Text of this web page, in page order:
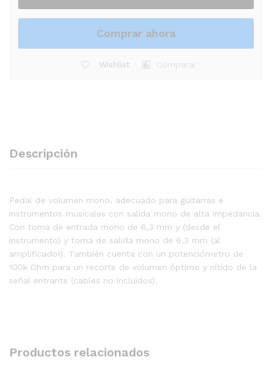
Comprar ahora
Wishlist Comparar
Descripción
Pedal de volumen mono, adecuado para guitarras e
instrumentos musicales con salida mono de alta impedancia.
Con toma de entrada mono de 6,3 mm y (desde el
instrumento) y toma de salida mono de 6,3 mm (al
amplificador). También cuenta con un potenciómetro de
100k Ohm para un recorte de volumen óptimo y nítido de la
señal entrante (cables no incluidos).
Productos relacionados